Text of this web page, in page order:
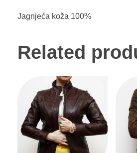
Jagnjeća koža 100%
Related